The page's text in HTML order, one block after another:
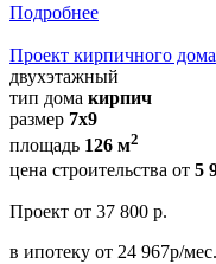
Подробнее
Проект кирпичного
двухэтажный
тип дома кирпич
размер 7x9
площадь 126 м2
цена строительства от 5
Проект от 37 800 р.
в ипотеку от 24 967р/мес.